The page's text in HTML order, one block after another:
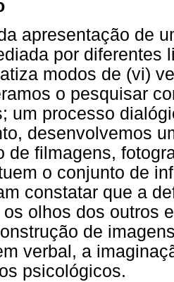
apresentação de
por diferentes
modos de (vi)
o pesquisar
um processo
desenvolvemos
de filmagens,
o conjunto de
constatar que a
olhos dos outros
de
verbal, a
psicológicos.